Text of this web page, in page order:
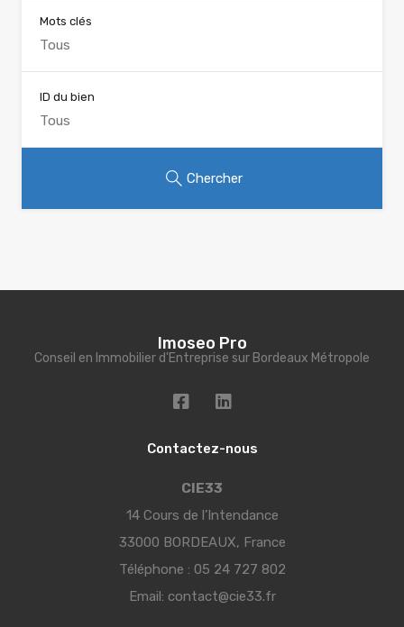
Mots clés
ID du bien
Chercher
Imoseo Pro
Conseil en Immobilier d'Entreprise sur Bordeaux Métropole
Contactez-nous
CIE33
14 Cours de l’Intendance
33000 BORDEAUX, France
Téléphone : 05 24 727 802
Email: contact@cie33.fr